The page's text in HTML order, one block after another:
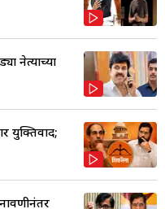
नेत्याच्या
युक्तिवाद;